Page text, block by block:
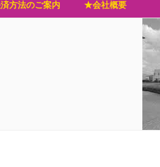
方法のご案内
★会社概要